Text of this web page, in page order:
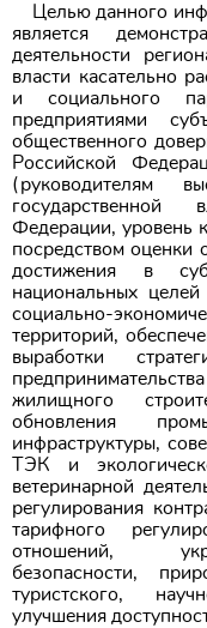
Целью данного
является
деятельности
власти касательно
и социального
предприятиями
общественного
Российской
(руководителям
государственной
Федерации, уровень
посредством оценки
достижения в
национальных
социально-
территорий,
выработки
жилищного
обновления
инфраструктуры,
ТЭК и
ветеринарной
регулирования
тарифного
отношений,
безопасности,
туристского,
улучшения